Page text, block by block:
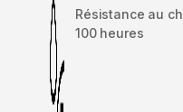
Résistance au
100 heures